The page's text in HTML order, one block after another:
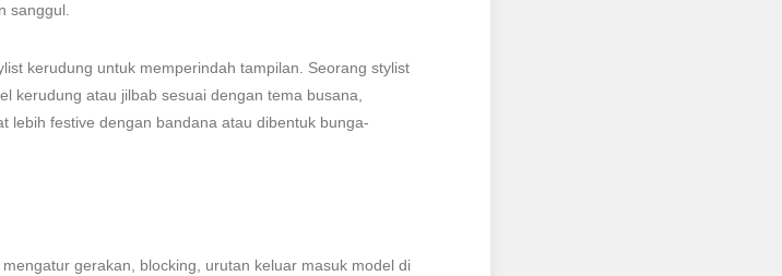
sanggul.
kerudung untuk memperindah tampilan. Seorang stylist
kerudung atau jilbab sesuai dengan tema busana,
lebih festive dengan bandana atau dibentuk bunga-
gerakan, blocking, urutan keluar masuk model di